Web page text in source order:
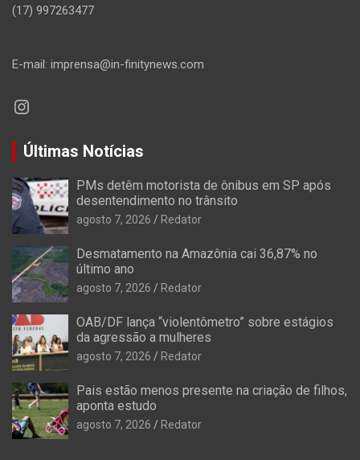
(17) 997263477
E-mail: imprensa@in-finitynews.com
Instagram
Últimas Notícias
PMs detêm motorista de ônibus em SP após
desentendimento no trânsito
agosto 7, 2026 Redator
Desmatamento na Amazônia cai 36,87% no
último ano
agosto 7, 2026 Redator
OAB/DF lança “violentômetro” sobre estágios
da agressão a mulheres
agosto 7, 2026 Redator
Pais estão menos presente na criação de filhos,
aponta estudo
agosto 7, 2026 Redator